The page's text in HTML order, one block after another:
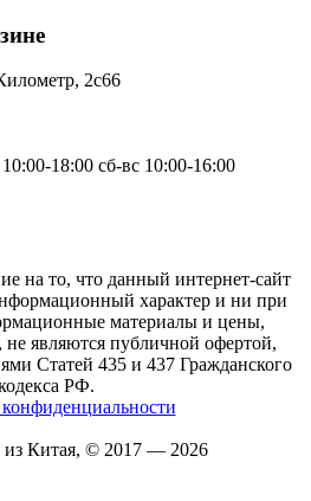
2с66
18:00 сб-вс 10:00-16:00
на то, что данный интернет-сайт
характер и ни при
материалы и цены,
являются публичной офертой,
Статей 435 и 437 Гражданского
РФ.
из Китая, © 2017 — 2026